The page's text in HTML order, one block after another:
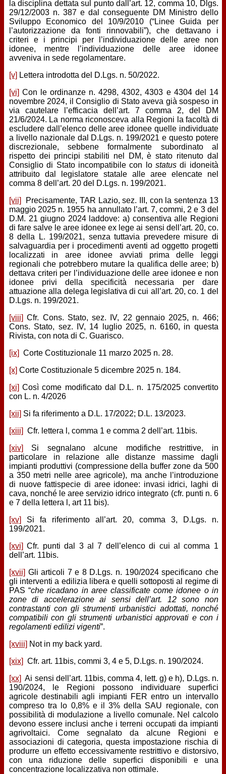
la disciplina dettata sul punto dall’art. 12, comma 10, Dlgs.
29/12/2003 n. 387 e dal conseguente DM Ministro dello
Sviluppo Economico del 10/9/2010 (“Linee Guida per
l’autorizzazione da fonti rinnovabili”), che dettavano i
criteri e i principi per l’individuazione delle aree non
idonee, mentre l’individuazione delle aree idonee
avveniva in sede regolamentare.
[v] Lettera introdotta del D.Lgs. n. 50/2022.
[vi] Con le ordinanze n. 4298, 4302, 4303 e 4304 del 14
novembre 2024, il Consiglio di Stato aveva già sospeso in
via cautelare l’efficacia dell’art. 7 comma 2, del DM
21/6/2024. La norma riconosceva alla Regioni la facoltà di
escludere dall’elenco delle aree idonee quelle individuate
a livello nazionale dal D.Lgs. n. 199/2021 e questo potere
discrezionale, sebbene formalmente subordinato al
rispetto dei principi stabiliti nel DM, è stato ritenuto dal
Consiglio di Stato incompatibile con lostatus di idoneità
attribuito dal legislatore statale alle aree elencate nel
comma 8 dell’art. 20 del D.Lgs. n. 199/2021.
[vii]
Precisamente, TAR Lazio, sez. III, con la sentenza 13
maggio 2025 n. 1955 ha annullato l’art. 7, commi, 2 e 3 del
D.M. 21 giugno 2024 laddove: a) consentiva alle Regioni
di fare salve le aree idonee ex lege ai sensi dell’art. 20, co.
8 della L. 199/2021, senza tuttavia prevedere misure di
salvaguardia per i procedimenti aventi ad oggetto progetti
localizzati in aree idonee avviati prima delle leggi
regionali che potrebbero mutare la qualifica delle aree; b)
dettava criteri per l’individuazione delle aree idonee e non
idonee privi della specificità necessaria per dare
attuazione alla delega legislativa di cui all’art. 20, co. 1 del
D.Lgs. n. 199/2021.
[viii] Cfr. Cons. Stato, sez. IV, 22 gennaio 2025, n. 466;
Cons. Stato, sez. IV, 14 luglio 2025, n. 6160, in questa
Rivista, con nota di C. Guarisco.
[ix] Corte Costituzionale 11 marzo 2025 n. 28.
[x] Corte Costituzionale 5 dicembre 2025 n. 184.
[xi] Così come modificato dal D.L. n. 175/2025 convertito
con L. n. 4/2026
[xii] Si fa riferimento a D.L. 17/2022; D.L. 13/2023.
[xiii] Cfr. lettera l, comma 1 e comma 2 dell’art. 11bis.
[xiv]
Si segnalano alcune modifiche restrittive, in
particolare in relazione alle distanze massime dagli
impianti produttivi (compressione della buffer zone da 500
a 350 metri nelle aree agricole), ma anche l’introduzione
di nuove fattispecie di aree idonee: invasi idrici, laghi di
cava, nonché le aree servizio idrico integrato (cfr. punti n. 6
e 7 della lettera l, art 11 bis).
[xv]
Si fa riferimento all’art. 20, comma 3, D.Lgs. n.
199/2021.
[xvi] Cfr. punti dal 3 al 7 dell’elenco di cui al comma 1
dell’art. 11bis.
[xvii] Gli articoli 7 e 8 D.Lgs. n. 190/2024 specificano che
gli interventi a edilizia libera e quelli sottoposti al regime di
PAS “che ricadano in aree classificate come idonee o in
zone di accelerazione ai sensi dell’art. 12 sono non
contrastanti con gli strumenti urbanistici adottati, nonché
compatibili con gli strumenti urbanistici approvati e con i
regolamenti edilizi vigenti”.
[xviii] Not in my back yard.
[xix] Cfr. art. 11bis, commi 3, 4 e 5, D.Lgs. n. 190/2024.
[xx] Ai sensi dell’art. 11bis, comma 4, lett. g) e h), D.Lgs. n.
190/2024, le Regioni possono individuare superfici
agricole destinabili agli impianti FER entro un intervallo
compreso tra lo 0,8% e il 3% della SAU regionale, con
possibilità di modulazione a livello comunale. Nel calcolo
devono essere inclusi anche i terreni occupati da impianti
agrivoltaici. Come segnalato da alcune Regioni e
associazioni di categoria, questa impostazione rischia di
produrre un effetto eccessivamente restrittivo e distorsivo,
con una riduzione delle superfici disponibili e una
concentrazione localizzativa non ottimale.